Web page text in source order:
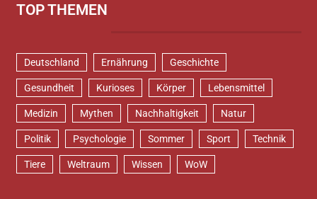
TOP THEMEN
Deutschland Ernährung Geschichte
Gesundheit Kurioses Körper Lebensmittel
Medizin Mythen Nachhaltigkeit Natur
Politik Psychologie Sommer Sport Technik
Tiere Weltraum Wissen WoW